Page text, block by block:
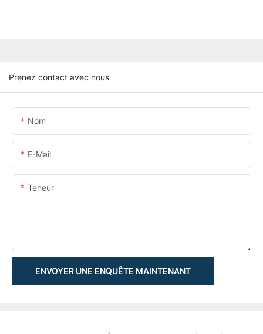
Prenez contact avec nous
Nom
E-Mail
Teneur
ENVOYER UNE ENQUÊTE MAINTENANT